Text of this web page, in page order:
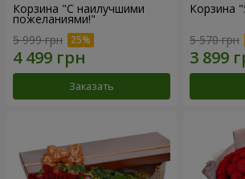
Корзина "С наилучшими
пожеланиями!"
5 999 грн
Заказать
Корзина
5 570 грн